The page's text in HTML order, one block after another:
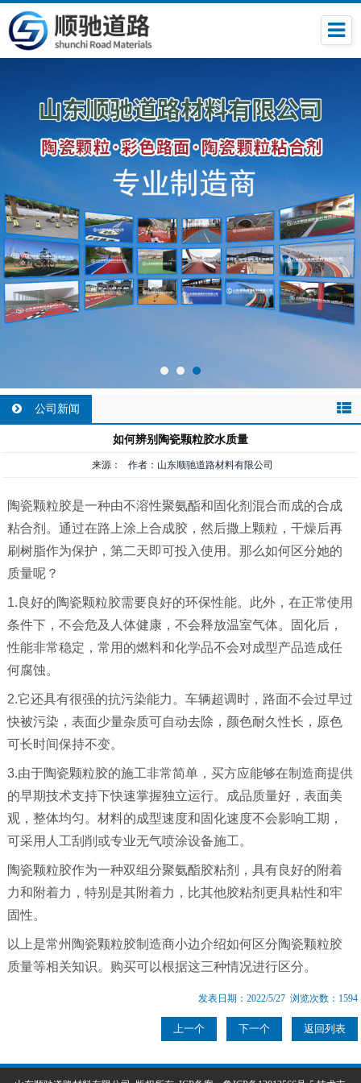
公司新闻
如何辨别陶瓷颗粒胶水质量
来源： 作者：山东顺驰道路材料有限公司
陶瓷颗粒胶是一种由不溶性聚氨酯和固化剂混合而成的合成
粘合剂。通过在路上涂上合成胶，然后撒上颗粒，干燥后再
刷树脂作为保护，第二天即可投入使用。那么如何区分她的
质量呢？
1.良好的陶瓷颗粒胶需要良好的环保性能。此外，在正常使用
条件下，不会危及人体健康，不会释放温室气体。固化后，
性能非常稳定，常用的燃料和化学品不会对成型产品造成任
何腐蚀。
2.它还具有很强的抗污染能力。车辆超调时，路面不会过早过
快被污染，表面少量杂质可自动去除，颜色耐久性长，原色
可长时间保持不变。
3.由于陶瓷颗粒胶的施工非常简单，买方应能够在制造商提供
的早期技术支持下快速掌握独立运行。成品质量好，表面美
观，整体均匀。材料的成型速度和固化速度不会影响工期，
可采用人工刮削或专业无气喷涂设备施工。
陶瓷颗粒胶作为一种双组分聚氨酯胶粘剂，具有良好的附着
力和附着力，特别是其附着力，比其他胶粘剂更具粘性和牢
固性。
以上是常州陶瓷颗粒胶制造商小边介绍如何区分陶瓷颗粒胶
质量等相关知识。购买可以根据这三种情况进行区分。
发表日期：2022/5/27 浏览次数：1594
上一个 下一个 返回列表